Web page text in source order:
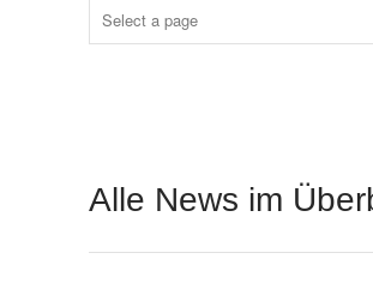
Alle News im